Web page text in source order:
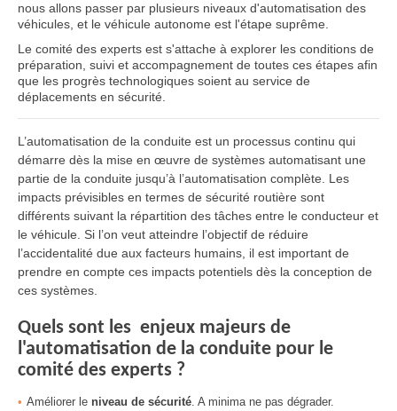
nous allons passer par plusieurs niveaux d'automatisation des
véhicules, et le véhicule autonome est l'étape suprême.
Le comité des experts est s'attache à explorer les conditions de
préparation, suivi et accompagnement de toutes ces étapes afin
que les progrès technologiques soient au service de
déplacements en sécurité.
L’automatisation de la conduite est un processus continu qui
démarre dès la mise en œuvre de systèmes automatisant une
partie de la conduite jusqu’à l’automatisation complète. Les
impacts prévisibles en termes de sécurité routière sont
différents suivant la répartition des tâches entre le conducteur et
le véhicule. Si l’on veut atteindre l’objectif de réduire
l’accidentalité due aux facteurs humains, il est important de
prendre en compte ces impacts potentiels dès la conception de
ces systèmes.
Quels sont les enjeux majeurs de
l'automatisation de la conduite pour le
comité des experts ?
Améliorer le niveau de sécurité. A minima ne pas dégrader.